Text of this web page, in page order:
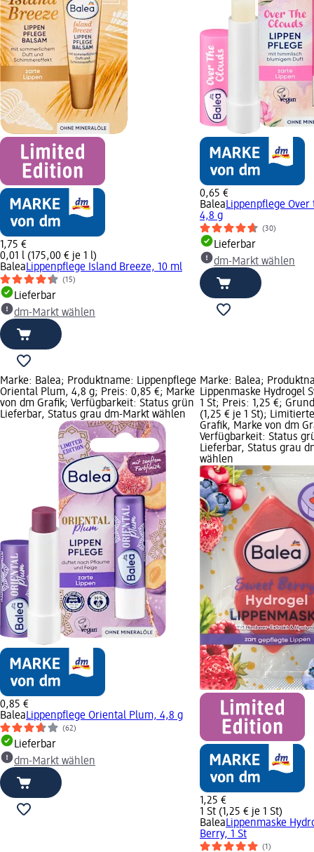
1,75 €
0,01 l (175,00 € je 1 l)
BaleaLippenpflege Island Breeze, 10 ml
(15)
Lieferbar
dm-Markt wählen
0,65 €
BaleaLippenpflege Over
4,8 g
(30)
Lieferbar
dm-Markt wählen
Marke: Balea; Produktname: Lippenpflege
Oriental Plum, 4,8 g; Preis: 0,85 €; Marke
von dm Grafik; Verfügbarkeit: Status grün
Lieferbar, Status grau dm-Markt wählen
0,85 €
BaleaLippenpflege Oriental Plum, 4,8 g
(62)
Lieferbar
dm-Markt wählen
Marke: Balea;
Lippenmaske Hydrogel
1 St; Preis: 1,25 €;
(1,25 € je 1 St);
Grafik, Marke von dm
Verfügbarkeit: Status
Lieferbar, Status grau
wählen
1,25 €
1 St (1,25 € je 1 St)
BaleaLippenmaske
Berry, 1 St
(1)